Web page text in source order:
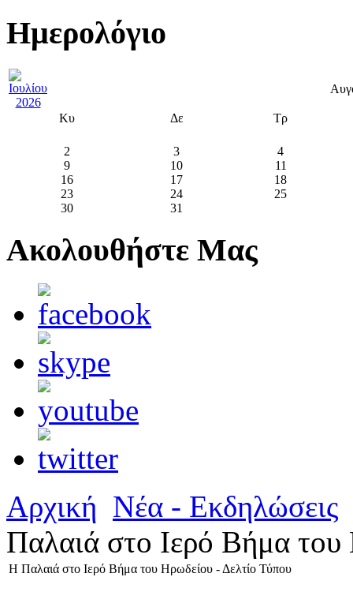
Ημερολόγιο
Κυ Δε Τρ
2 3
4
9
10
11
16
17
18
23
24
25
30
31
Ακολουθήστε Μας
Αρχική Νέα - Εκδηλώσεις
Παλαιά στο Ιερό Βήμα
Η Παλαιά στο Ιερό Βήμα του Ηρωδείου - Δελτίο Τύπου